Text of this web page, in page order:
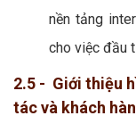
nền tảng
cho việc đầu
2.5 - Giới thiệu
tác và khách